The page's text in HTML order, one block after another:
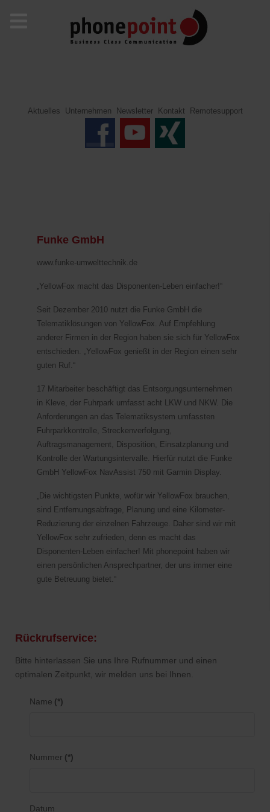
Aktuelles Unternehmen Newsletter Kontakt Remotesupport
Funke GmbH
www.funke-umwelttechnik.de
„YellowFox macht das Disponenten-Leben einfacher!“
Seit Dezember 2010 nutzt die Funke GmbH die
Telematiklösungen von YellowFox. Auf Empfehlung
anderer Firmen in der Region haben sie sich für YellowFox
entschieden. „YellowFox genießt in der Region einen sehr
guten Ruf.“
17 Mitarbeiter beschäftigt das Entsorgungsunternehmen
in Kleve, der Fuhrpark umfasst acht LKW und NKW. Die
Anforderungen an das Telematiksystem umfassten
Fuhrparkkontrolle, Streckenverfolgung,
Auftragsmanagement, Disposition, Einsatzplanung und
Kontrolle der Wartungsintervalle. Hierfür nutzt die Funke
GmbH YellowFox NavAssist 750 mit Garmin Display.
„Die wichtigsten Punkte, wofür wir YellowFox brauchen,
sind Entfernungsabfrage, Planung und eine Kilometer-
Reduzierung der einzelnen Fahrzeuge. Daher sind wir mit
YellowFox sehr zufrieden, denn es macht das
Disponenten-Leben einfacher! Mit phonepoint haben wir
einen persönlichen Ansprechpartner, der uns immer eine
gute Betreuung bietet.“
Rückrufservice:
Bitte hinterlassen Sie uns Ihre Rufnummer und einen
optimalen Zeitpunkt, wir melden uns bei Ihnen.
Name (*)
Nummer (*)
Datum